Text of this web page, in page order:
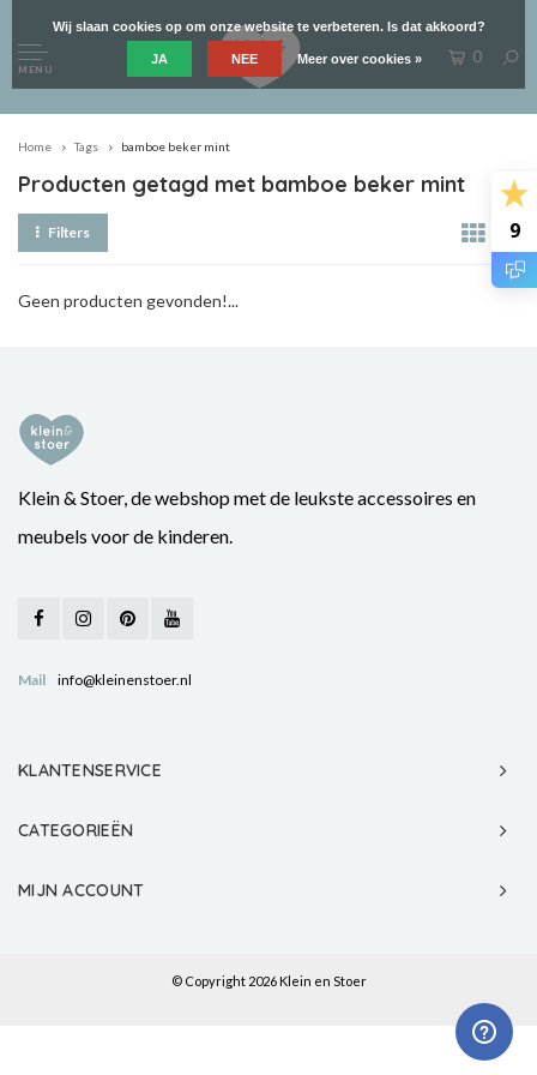
9
MENU
0
Home Tags bamboe beker mint
Producten getagd met bamboe beker mint
Filters
Geen producten gevonden!...
Klein & Stoer, de webshop met de leukste accessoires en
meubels voor de kinderen.
Mail info@kleinenstoer.nl
KLANTENSERVICE
CATEGORIEËN
MIJN ACCOUNT
© Copyright 2026 Klein en Stoer
Wij slaan cookies op om onze website te verbeteren. Is dat akkoord?
JA NEE Meer over cookies »